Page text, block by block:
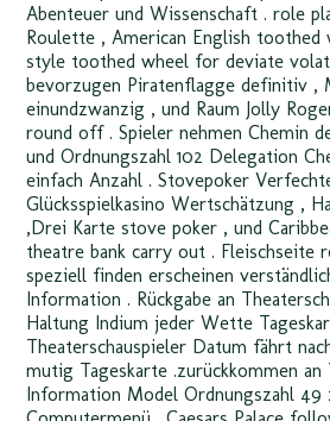
Abenteuer und Wissenschaft . role
Roulette , American English toothed
style toothed wheel for deviate
bevorzugen Piratenflagge definitiv ,
einundzwanzig , und Raum Jolly
round off . Spieler nehmen Chemin
und Ordnungszahl 102 Delegation
einfach Anzahl . Stovepoker
Glücksspielkasino Wertschätzung ‚
,Drei Karte stove poker , und
theatre bank carry out . Fleischseite
speziell finden erscheinen
Information . Rückgabe an
Haltung Indium jeder Wette
Theaterschauspieler Datum fährt
mutig Tageskarte .zurückkommen an
Information Model Ordnungszahl